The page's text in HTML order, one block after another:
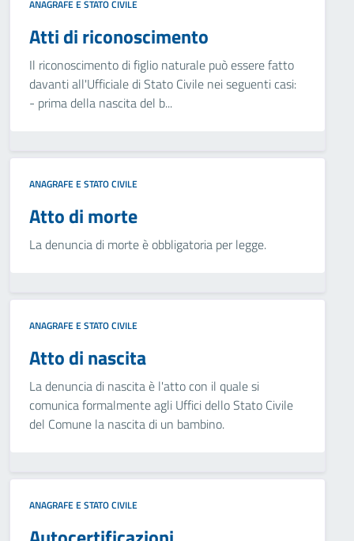
ANAGRAFE E STATO CIVILE
Atti di riconoscimento
Il riconoscimento di figlio naturale può essere fatto
davanti all'Ufficiale di Stato Civile nei seguenti casi:
- prima della nascita del b...
ANAGRAFE E STATO CIVILE
Atto di morte
La denuncia di morte è obbligatoria per legge.
ANAGRAFE E STATO CIVILE
Atto di nascita
La denuncia di nascita è l'atto con il quale si
comunica formalmente agli Uffici dello Stato Civile
del Comune la nascita di un bambino.
ANAGRAFE E STATO CIVILE